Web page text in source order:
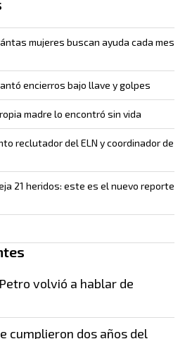
mujeres buscan ayuda cada mes
encierros bajo llave y golpes
madre lo encontró sin vida
reclutador del ELN y coordinador de
21 heridos: este es el nuevo reporte
Petro volvió a hablar de
cumplieron dos años del